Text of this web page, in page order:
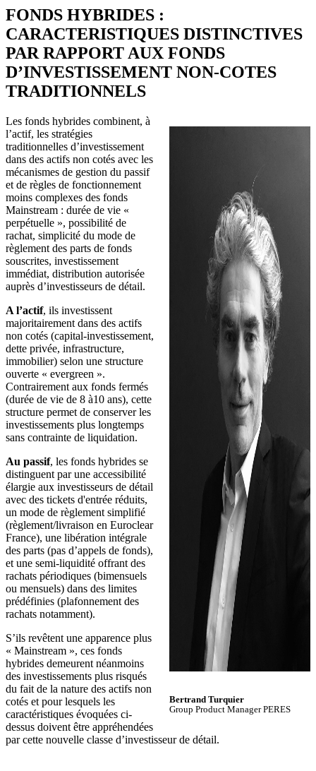
FONDS HYBRIDES :
CARACTERISTIQUES DISTINCTIVES
PAR RAPPORT AUX FONDS
D’INVESTISSEMENT NON-COTES
TRADITIONNELS
Bertrand Turquier
Group Product Manager PERES
Les fonds hybrides combinent, à
l’actif, les stratégies
traditionnelles d’investissement
dans des actifs non cotés avec les
mécanismes de gestion du passif
et de règles de fonctionnement
moins complexes des fonds
Mainstream : durée de vie «
perpétuelle », possibilité de
rachat, simplicité du mode de
règlement des parts de fonds
souscrites, investissement
immédiat, distribution autorisée
auprès d’investisseurs de détail.
A l’actif, ils investissent
majoritairement dans des actifs
non cotés (capital-investissement,
dette privée, infrastructure,
immobilier) selon une structure
ouverte « evergreen ».
Contrairement aux fonds fermés
(durée de vie de 8 à10 ans), cette
structure permet de conserver les
investissements plus longtemps
sans contrainte de liquidation.
Au passif, les fonds hybrides se
distinguent par une accessibilité
élargie aux investisseurs de détail
avec des tickets d'entrée réduits,
un mode de règlement simplifié
(règlement/livraison en Euroclear
France), une libération intégrale
des parts (pas d’appels de fonds),
et une semi-liquidité offrant des
rachats périodiques (bimensuels
ou mensuels) dans des limites
prédéfinies (plafonnement des
rachats notamment).
S’ils revêtent une apparence plus
« Mainstream », ces fonds
hybrides demeurent néanmoins
des investissements plus risqués
du fait de la nature des actifs non
cotés et pour lesquels les
caractéristiques évoquées ci-
dessus doivent être appréhendées
par cette nouvelle classe d’investisseur de détail.